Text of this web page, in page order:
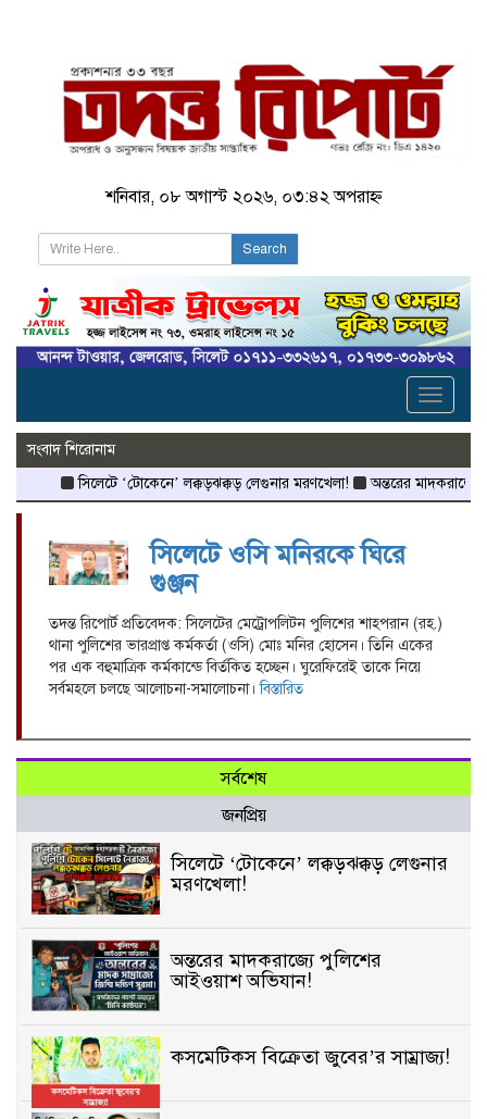
শনিবার, ০৮ অগাস্ট ২০২৬, ০৩:৪২ অপরাহ্ন
Search
Toggle
সংবাদ শিরোনাম
সিলেটে ‘টোকেনে’ লক্কড়ঝক্কড় লেগুনার মরণখেলা!
অন্তরের মাদকরাজ্যে
সিলেটে ওসি মনিরকে ঘিরে
গুঞ্জন
তদন্ত রিপোর্ট প্রতিবেদক: সিলেটের মেট্রোপলিটন পুলিশের শাহপরান (রহ.)
থানা পুলিশের ভারপ্রাপ্ত কর্মকর্তা (ওসি) মোঃ মনির হোসেন। তিনি একের
পর এক বহুমাত্রিক কর্মকান্ডে বির্তকিত হচ্ছেন। ঘুরেফিরেই তাকে নিয়ে
সর্বমহলে চলছে আলোচনা-সমালোচনা।বিস্তারিত
সর্বশেষ
জনপ্রিয়
সিলেটে ‘টোকেনে’ লক্কড়ঝক্কড় লেগুনার
মরণখেলা!
অন্তরের মাদকরাজ্যে পুলিশের
আইওয়াশ অভিযান!
কসমেটিকস বিক্রেতা জুবের’র সাম্রাজ্য!